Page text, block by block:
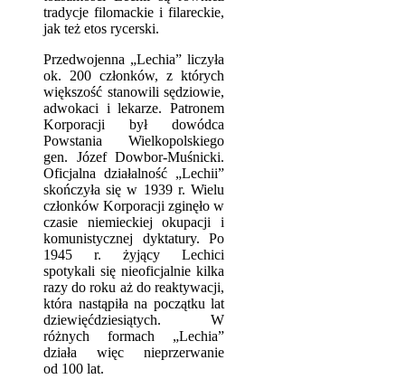
tradycje filomackie i filareckie,
jak też etos rycerski.
Przedwojenna „Lechia” liczyła
ok. 200 członków, z których
większość stanowili sędziowie,
adwokaci i lekarze. Patronem
Korporacji był dowódca
Powstania Wielkopolskiego
gen. Józef Dowbor-Muśnicki.
Oficjalna działalność „Lechii”
skończyła się w 1939 r. Wielu
członków Korporacji zginęło w
czasie niemieckiej okupacji i
komunistycznej dyktatury. Po
1945 r. żyjący Lechici
spotykali się nieoficjalnie kilka
razy do roku aż do reaktywacji,
która nastąpiła na początku lat
dziewięćdziesiątych. W
różnych formach „Lechia”
działa więc nieprzerwanie
od 100 lat.